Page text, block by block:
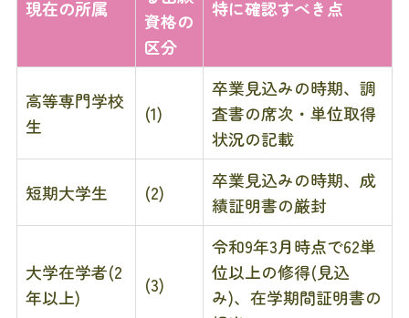
現在の所属
資格の
区分
特に確認すべき点
高等専門学校
生
(1)
卒業見込みの時期、調
査書の席次・単位取得
状況の記載
短期大学生 (2)
卒業見込みの時期、成
績証明書の厳封
大学在学者(2
年以上)
(3)
令和9年3月時点で62単
位以上の修得(見込
み)、在学期間証明書の